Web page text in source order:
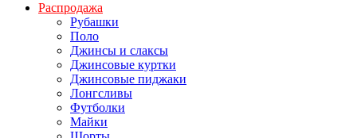
Распродажа
Рубашки
Поло
Джинсы и слаксы
Джинсовые куртки
Джинсовые пиджаки
Лонгсливы
Футболки
Майки